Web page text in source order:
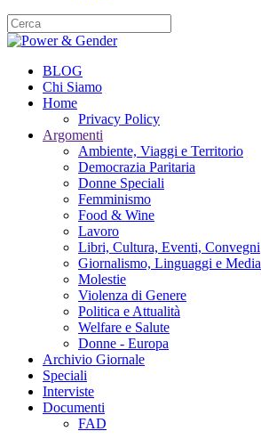
BLOG
Chi Siamo
Home
Privacy Policy
Argomenti
Ambiente, Viaggi e Territorio
Democrazia Paritaria
Donne Speciali
Femminismo
Food & Wine
Lavoro
Libri, Cultura, Eventi, Convegni
Giornalismo, Linguaggi e Media
Molestie
Violenza di Genere
Politica e Attualità
Welfare e Salute
Donne - Europa
Archivio Giornale
Speciali
Interviste
Documenti
FAD